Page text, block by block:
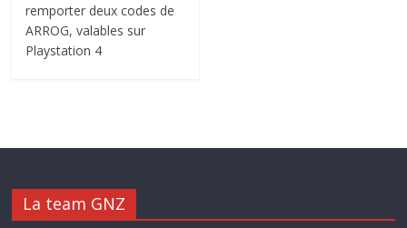
remporter deux codes de
ARROG, valables sur
Playstation 4
La team GNZ